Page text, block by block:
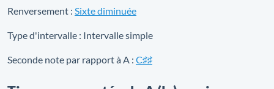
Renversement : Sixte diminuée
Type d'intervalle : Intervalle simple
Seconde note par rapport à A : C♯♯